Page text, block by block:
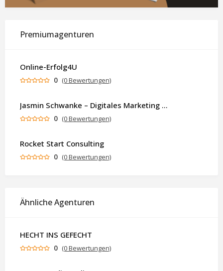
Premiumagenturen
Online-Erfolg4U
0 (0 Bewertungen)
Jasmin Schwanke – Digitales Marketing & KI-gestützte Contenterstellung
0 (0 Bewertungen)
Rocket Start Consulting
0 (0 Bewertungen)
Ähnliche Agenturen
HECHT INS GEFECHT
0 (0 Bewertungen)